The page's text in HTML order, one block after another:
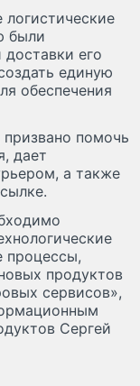
были
его
единую
обеспечения
помочь
дает
а также
процессы,
продуктов
сервисов»,
Сергей